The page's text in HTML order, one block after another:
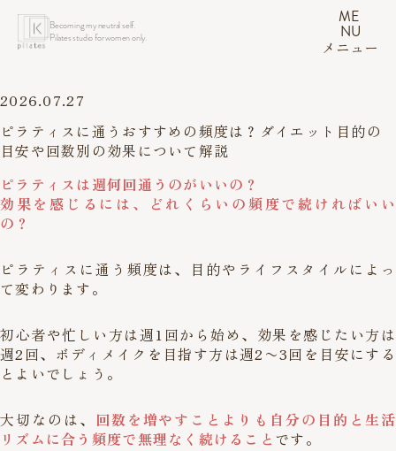
Becoming my neutral self.
Pilates studio for women only.
ME
NU
メニュー
2026.07.27
ピラティスに通うおすすめの頻度は？ダイエット目的の
目安や回数別の効果について解説
ピラティスは週何回通うのがいいの？
効果を感じるには、どれくらいの頻度で続ければいい
の？
ピラティスに通う頻度は、目的やライフスタイルによっ
て変わります。
初心者や忙しい方は週1回から始め、効果を感じたい方は
週2回、ボディメイクを目指す方は週2〜3回を目安にする
とよいでしょう。
大切なのは、 回数を増やすことよりも自分の目的と生活
リズムに合う頻度で無理なく続けること です。